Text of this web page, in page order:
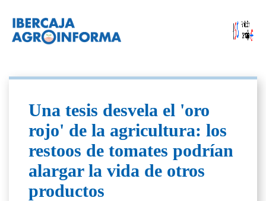
Una tesis desvela el 'oro
rojo' de la agricultura: los
restoos de tomates podrían
alargar la vida de otros
productos